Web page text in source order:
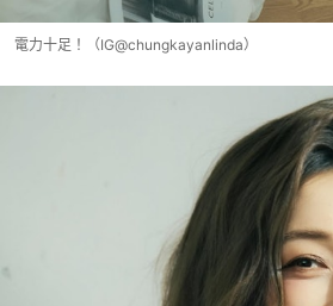
電力十足！（IG@chungkayanlinda）